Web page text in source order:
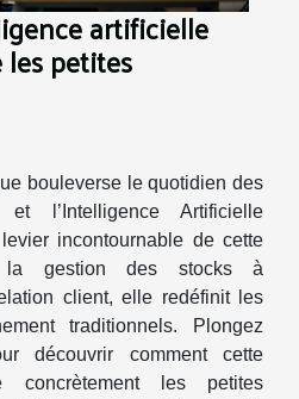
artificielle
petites
bouleverse le quotidien des
et l’Intelligence Artificielle
incontournable de cette
la gestion des stocks à
client, elle redéfinit les
traditionnels. Plongez
découvrir comment cette
concrètement les petites